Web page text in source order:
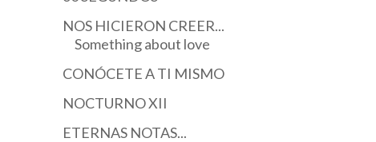
NOS HICIERON CREER...
Something about love
CONÓCETE A TI MISMO
NOCTURNO XII
ETERNAS NOTAS...